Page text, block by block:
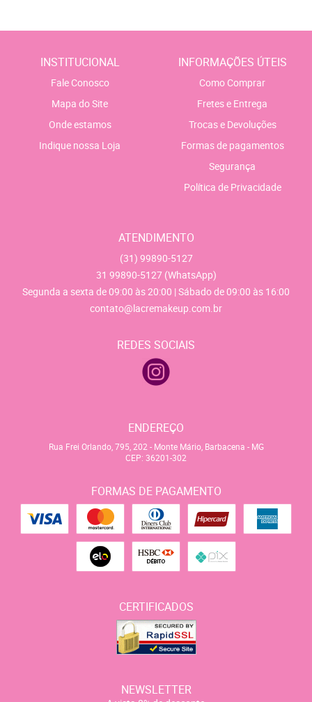
INSTITUCIONAL
Fale Conosco
Mapa do Site
Onde estamos
Indique nossa Loja
INFORMAÇÕES ÚTEIS
Como Comprar
Fretes e Entrega
Trocas e Devoluções
Formas de pagamentos
Segurança
Política de Privacidade
ATENDIMENTO
(31) 99890-5127
31 99890-5127 (WhatsApp)
Segunda a sexta de 09:00 às 20:00 | Sábado de 09:00 às 16:00
contato@lacremakeup.com.br
REDES SOCIAIS
ENDEREÇO
Rua Frei Orlando, 795, 202 - Monte Mário, Barbacena - MG
CEP: 36201-302
FORMAS DE PAGAMENTO
CERTIFICADOS
NEWSLETTER